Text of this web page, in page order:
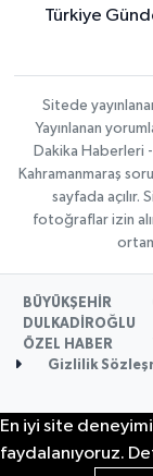
Türkiye
Sitede
Yayınlanan
Dakika Haberleri
Kahramanmaraş
sayfada açılır.
fotoğraflar izin
BÜYÜKŞEHİR
DULKADİROĞLU
ÖZEL HABER
Gizlilik
En iyi site
faydalanıyoruz.